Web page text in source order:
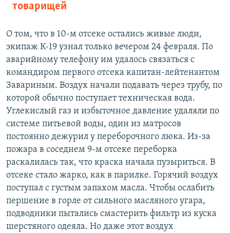
товарищей
О том, что в 10-м отсеке остались живые люди,
экипаж К-19 узнал только вечером 24 февраля. По
аварийному телефону им удалось связаться с
командиром первого отсека капитан-лейтенантом
Завариным. Воздух начали подавать через трубу, по
которой обычно поступает техническая вода.
Углекислый газ и избыточное давление удаляли по
системе питьевой воды, один из матросов
постоянно дежурил у переборочного люка. Из-за
пожара в соседнем 9-м отсеке переборка
раскалилась так, что краска начала пузыриться. В
отсеке стало жарко, как в парилке. Горячий воздух
поступал с густым запахом масла. Чтобы ослабить
першение в горле от сильного масляного угара,
подводники пытались смастерить фильтр из куска
шерстяного одеяла. Но даже этот воздух